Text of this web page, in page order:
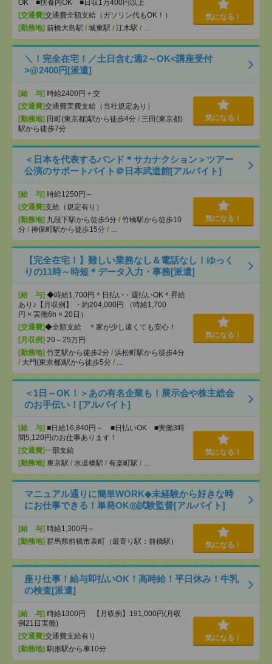
OK ■扶養内OK ■日収1万400円以上
[交通費]交通費全額支給（ガソリン代もOK！）
[勤務地] 前橋大島駅 / 城東駅 / 江木駅 / …
気になる！
＼！完全在宅！／土日含む週2～OK<講座受付
>@2400円[派遣]
[給 与] 時給2400円＋交
[交通費]交通費実費支給（当社規定あり）
[勤務地] 田町(東京都)駅から徒歩4分 / 三田(東京都)
駅から徒歩7分
気になる！
＜日本を代表するバンド＊サカナクション＞ツアー
公演のサポートバイト＠日本武道館[アルバイト]
[給 与] 時給1250円～
[交通費]支給（規定有り）
[勤務地] 九段下駅から徒歩5分 / 竹橋駅から徒歩10
分 / 神保町駅から徒歩15分 / …
気になる！
【完全在宅！】難しい業務なし＆電話なし！ゆっく
りの11時～時短＊データ入力・事務[派遣]
[給 与] ◆時給1,700円＊日払い・週払いOK＊昇給
あり♪【月収例】 ・約204,000円 （時給1,700
円 × 実働6h × 20日）
[交通費]◆全額支給 ＊家が少し遠くても安心！
[月収例] 20～25万円
[勤務地] 竹芝駅から徒歩2分 / 浜松町駅から徒歩4分
/ 大門(東京都)駅から徒歩5分 / …
気になる！
＜1日～OK！＞あの有名企業も！展示会や株主総会
のお手伝い！[アルバイト]
[給 与] ■日給16,840円～ ■日払いOK ■実働3時
間5,120円のお仕事あります！
[交通費]一部支給
[勤務地] 東京駅 / 水道橋駅 / 有楽町駅 / …
気になる！
マニュアル通りに簡単WORK◆未経験から好きな時
にお仕事できる！単発OK◎試験監督[アルバイト]
[給 与] 時給1,300円～
[勤務地] 群馬県前橋市表町（最寄り駅：前橋駅） 気になる！
座り仕事！給与即払いOK！高時給！平日休み！牛乳
の検査[派遣]
[給 与] 時給1300円 【月収例】191,000円(月収
例21日実働)
[交通費]交通費支給有り
[勤務地] 駒形駅から車10分
気になる！